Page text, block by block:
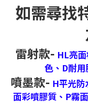
如需尋找
雷射款- HL亮面
色、 D耐用
噴墨款- H平光防
面彩噴膠質、 P霧